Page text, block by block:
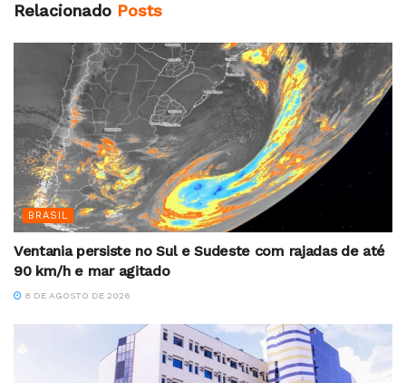
Relacionado Posts
BRASIL
Ventania persiste no Sul e Sudeste com rajadas de até
90 km/h e mar agitado
8 DE AGOSTO DE 2026